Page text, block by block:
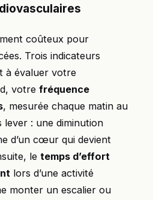
coûteux pour
Trois indicateurs
à évaluer votre
votre fréquence
, mesurée chaque matin au
lever : une diminution
d’un cœur qui devient
le temps d’effort
lors d’une activité
monter un escalier ou